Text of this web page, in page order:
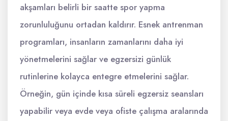
akşamları belirli bir saatte spor yapma
zorunluluğunu ortadan kaldırır. Esnek antrenman
programları, insanların zamanlarını daha iyi
yönetmelerini sağlar ve egzersizi günlük
rutinlerine kolayca entegre etmelerini sağlar.
Örneğin, gün içinde kısa süreli egzersiz seansları
yapabilir veya evde veya ofiste çalışma aralarında